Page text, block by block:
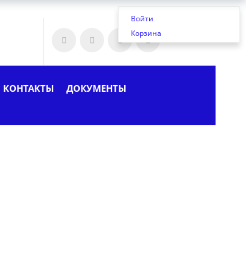
КОНТАКТЫ
ДОКУМЕНТЫ
Войти
Корзина